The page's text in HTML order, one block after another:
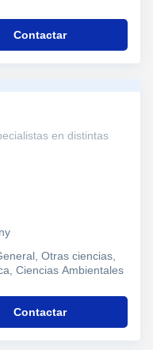
Contactar
en distintas
Otras ciencias,
Ciencias Ambientales
Contactar